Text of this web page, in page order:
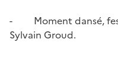
- Moment dansé,
Sylvain Groud.